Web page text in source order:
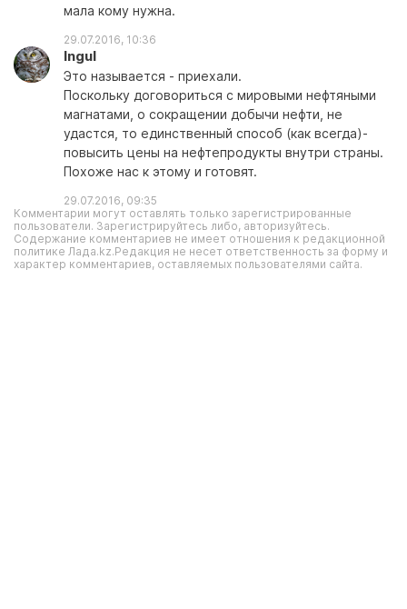
мала кому нужна.
29.07.2016, 10:36
Ingul
Это называется - приехали.
Поскольку договориться с мировыми нефтяными
магнатами, о сокращении добычи нефти, не
удастся, то единственный способ (как всегда)-
повысить цены на нефтепродукты внутри страны.
Похоже нас к этому и готовят.
29.07.2016, 09:35
Комментарии могут оставлять только зарегистрированные
пользователи. Зарегистрируйтесь либо, авторизуйтесь.
Содержание комментариев не имеет отношения к редакционной
политике Лада.kz.Редакция не несет ответственность за форму и
характер комментариев, оставляемых пользователями сайта.